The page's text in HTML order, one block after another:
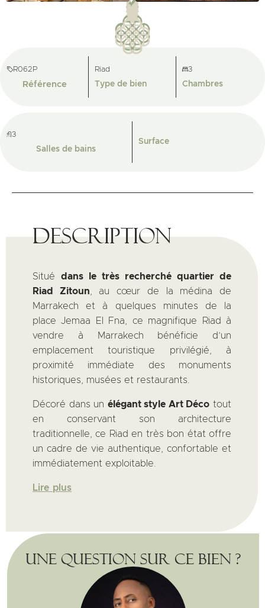
R062P
Référence
Riad
Type de bien
3
Chambres
3
Salles de bains
Surface
Description
Situé dans le très recherché quartier de
Riad Zitoun , au cœur de la médina de
Marrakech et à quelques minutes de la
place Jemaa El Fna, ce magnifique Riad à
vendre à Marrakech bénéficie d’un
emplacement touristique privilégié, à
proximité immédiate des monuments
historiques, musées et restaurants.
Décoré dans un élégant style Art Déco tout
en conservant son architecture
traditionnelle, ce Riad en très bon état offre
un cadre de vie authentique, confortable et
immédiatement exploitable.
Lire plus
Une question sur ce bien ?